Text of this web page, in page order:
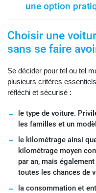
une option
Choisir une
sans se faire
Se décider pour tel ou tel
plusieurs critères
réfléchi et sécurisé :
le type de voiture.
les familles et un
le kilométrage ainsi
kilométrage moyen
par an, mais
toutes les chances de
la consommation et